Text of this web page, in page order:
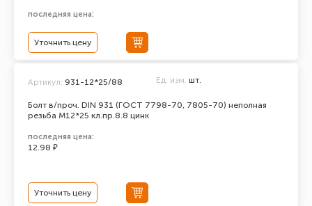
последняя цена:
Уточнить цену
Болт в/проч. DIN 931 (ГОСТ 7798-70, 7805-70) неполная
резьба М12*25 кл.пр.8.8 цинк
Артикул: 931-12*25/88 Ед. изм. шт.
последняя цена:
12.98 ₽
Уточнить цену